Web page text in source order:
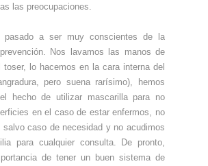
las preocupaciones.
a ser muy conscientes de la
Nos lavamos las manos de
toser, lo hacemos en la cara interna del
pero suena rarísimo), hemos
hecho de utilizar mascarilla para no
en el caso de estar enfermos, no
caso de necesidad y no acudimos
para cualquier consulta. De pronto,
de tener un buen sistema de